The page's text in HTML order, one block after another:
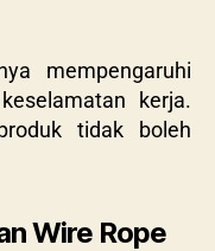
mempengaruhi
kerja.
tidak boleh
Wire Rope